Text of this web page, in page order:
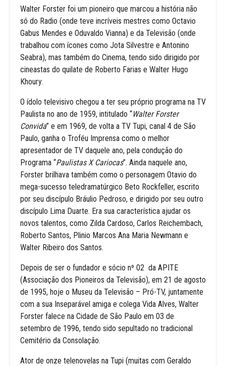
Walter Forster foi um pioneiro que marcou a história não
só do Radio (onde teve incríveis mestres como Octavio
Gabus Mendes e Oduvaldo Vianna) e da Televisão (onde
trabalhou com ícones como Jota Silvestre e Antonino
Seabra), mas também do Cinema, tendo sido dirigido por
cineastas do quilate de Roberto Farias e Walter Hugo
Khoury.
O ídolo televisivo chegou a ter seu próprio programa na TV
Paulista no ano de 1959, intitulado “Walter Forster
Convida” e em 1969, de volta a TV Tupi, canal 4 de São
Paulo, ganha o Troféu Imprensa como o melhor
apresentador de TV daquele ano, pela condução do
Programa “Paulistas X Cariocas”. Ainda naquele ano,
Forster brilhava também como o personagem Otavio do
mega-sucesso teledramatúrgico Beto Rockfeller, escrito
por seu discípulo Bráulio Pedroso, e dirigido por seu outro
discípulo Lima Duarte. Era sua característica ajudar os
novos talentos, como Zilda Cardoso, Carlos Reichembach,
Roberto Santos, Plinio Marcos Ana Maria Newmann e
Walter Ribeiro dos Santos.
Depois de ser o fundador e sócio nº 02 da APITE
(Associação dos Pioneiros da Televisão), em 21 de agosto
de 1995, hoje o Museu da Televisão – Pró-TV, juntamente
com a sua Inseparável amiga e colega Vida Alves, Walter
Forster falece na Cidade de São Paulo em 03 de
setembro de 1996, tendo sido sepultado no tradicional
Cemitério da Consolação.
Ator de onze telenovelas na Tupi (muitas com Geraldo